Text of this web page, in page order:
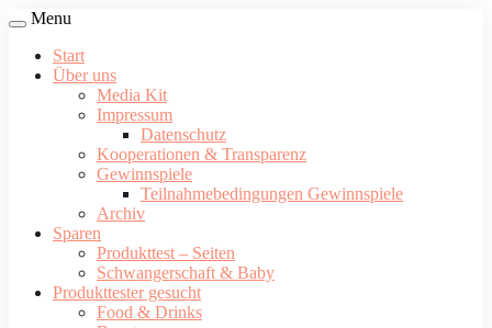
Menu
Start
Über uns
Media Kit
Impressum
Datenschutz
Kooperationen & Transparenz
Gewinnspiele
Teilnahmebedingungen Gewinnspiele
Archiv
Sparen
Produkttest – Seiten
Schwangerschaft & Baby
Produkttester gesucht
Food & Drinks